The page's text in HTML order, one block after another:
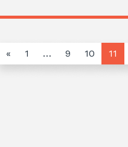
« 1 … 9 10 11